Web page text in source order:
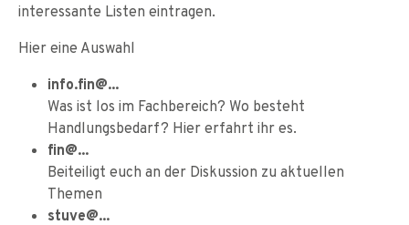
interessante Listen eintragen.
Hier eine Auswahl
info.fin@...
Was ist los im Fachbereich? Wo besteht
Handlungsbedarf? Hier erfahrt ihr es.
fin@...
Beiteiligt euch an der Diskussion zu aktuellen
Themen
stuve@...